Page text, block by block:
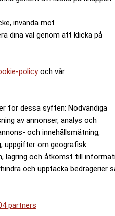
invända mot
dina val genom att klicka på
policyoch vår
för dessa syften: Nödvändiga
av annonser, analys och
och innehållsmätning,
uppgifter om geografisk
lagring och åtkomst till
och upptäcka bedrägerier
partners